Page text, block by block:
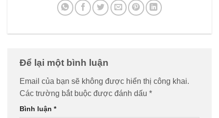
Để lại một bình luận
Email của bạn sẽ không được hiển thị công khai.
Các trường bắt buộc được đánh dấu *
Bình luận *